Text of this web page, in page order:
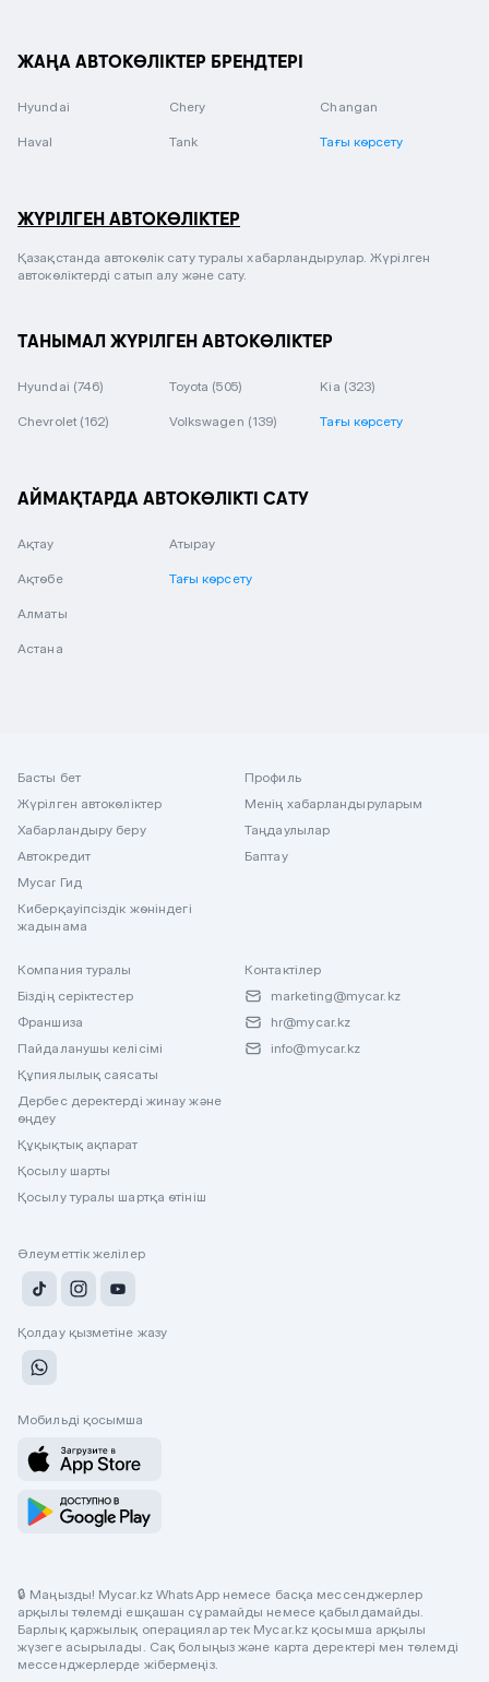
ЖАҢА АВТОКӨЛІКТЕР БРЕНДТЕРІ
Hyundai Chery Changan
Haval Tank Тағы көрсету
ЖҮРІЛГЕН АВТОКӨЛІКТЕР
Қазақстанда автокөлік сату туралы хабарландырулар. Жүрілген
автокөліктерді сатып алу және сату.
ТАНЫМАЛ ЖҮРІЛГЕН АВТОКӨЛІКТЕР
Hyundai (746) Toyota (505) Kia (323)
Chevrolet (162) Volkswagen (139) Тағы көрсету
АЙМАҚТАРДА АВТОКӨЛІКТІ САТУ
Ақтау
Ақтөбе
Алматы
Астана
Атырау
Тағы көрсету
Басты бет
Жүрілген автокөліктер
Хабарландыру беру
Автокредит
Mycar Гид
Киберқауіпсіздік жөніндегі
жадынама
Профиль
Менің хабарландыруларым
Таңдаулылар
Баптау
Компания туралы
Біздің серіктестер
Франшиза
Пайдаланушы келісімі
Құпиялылық саясаты
Дербес деректерді жинау және
өңдеу
Құқықтық ақпарат
Қосылу шарты
Қосылу туралы шартқа өтініш
Контактілер
marketing@mycar.kz
hr@mycar.kz
info@mycar.kz
Әлеуметтік желілер
Қолдау қызметіне жазу
Мобильді қосымша
🔒 Маңызды! Mycar.kz WhatsApp немесе басқа мессенджерлер
арқылы төлемді ешқашан сұрамайды немесе қабылдамайды.
Барлық қаржылық операциялар тек Mycar.kz қосымша арқылы
жүзеге асырылады. Сақ болыңыз және карта деректері мен төлемді
мессенджерлерде жібермеңіз.